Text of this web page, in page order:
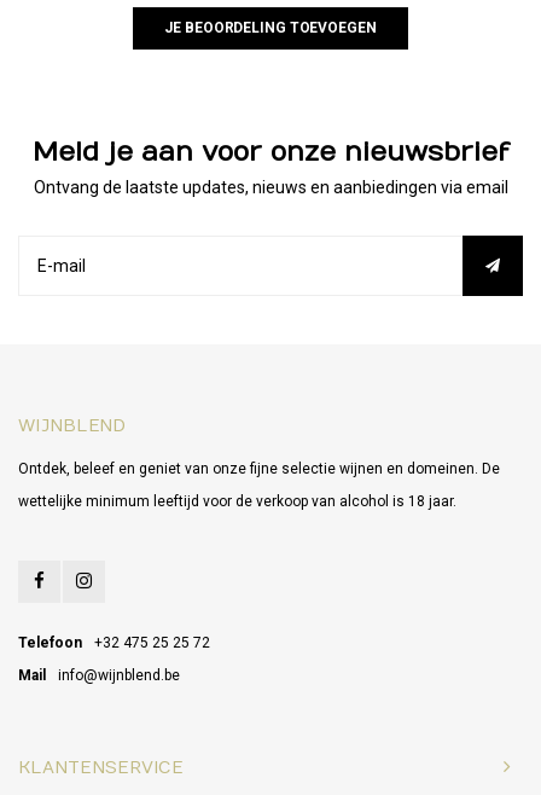
JE BEOORDELING TOEVOEGEN
Meld je aan voor onze nieuwsbrief
Ontvang de laatste updates, nieuws en aanbiedingen via email
WIJNBLEND
Ontdek, beleef en geniet van onze fijne selectie wijnen en domeinen. De
wettelijke minimum leeftijd voor de verkoop van alcohol is 18 jaar.
Telefoon
+32 475 25 25 72
Mail
info@wijnblend.be
KLANTENSERVICE